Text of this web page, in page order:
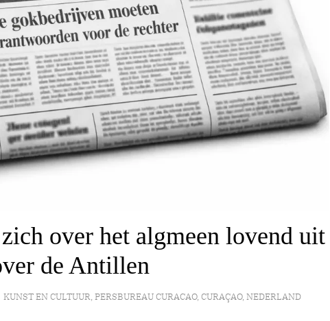
over het algmeen lovend uit
de Antillen
KUNST EN CULTUUR, PERSBUREAU CURACAO, CURAÇAO, NEDERLAND